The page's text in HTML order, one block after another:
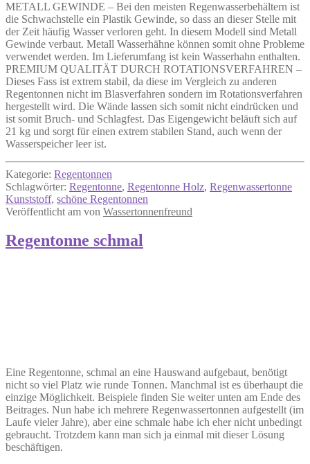
METALL GEWINDE – Bei den meisten Regenwasserbehältern ist
die Schwachstelle ein Plastik Gewinde, so dass an dieser Stelle mit
der Zeit häufig Wasser verloren geht. In diesem Modell sind Metall
Gewinde verbaut. Metall Wasserhähne können somit ohne Probleme
verwendet werden. Im Lieferumfang ist kein Wasserhahn enthalten.
PREMIUM QUALITÄT DURCH ROTATIONSVERFAHREN –
Dieses Fass ist extrem stabil, da diese im Vergleich zu anderen
Regentonnen nicht im Blasverfahren sondern im Rotationsverfahren
hergestellt wird. Die Wände lassen sich somit nicht eindrücken und
ist somit Bruch- und Schlagfest. Das Eigengewicht beläuft sich auf
21 kg und sorgt für einen extrem stabilen Stand, auch wenn der
Wasserspeicher leer ist.
Kategorie: Regentonnen
Schlagwörter: Regentonne, Regentonne Holz, Regenwassertonne
Kunststoff, schöne Regentonnen
Veröffentlicht am von Wassertonnenfreund
Regentonne schmal
Eine Regentonne, schmal an eine Hauswand aufgebaut, benötigt
nicht so viel Platz wie runde Tonnen. Manchmal ist es überhaupt die
einzige Möglichkeit. Beispiele finden Sie weiter unten am Ende des
Beitrages. Nun habe ich mehrere Regenwassertonnen aufgestellt (im
Laufe vieler Jahre), aber eine schmale habe ich eher nicht unbedingt
gebraucht. Trotzdem kann man sich ja einmal mit dieser Lösung
beschäftigen.